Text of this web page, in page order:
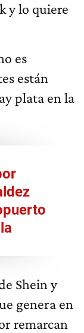
y lo quiere
es
están
plata en la
Shein y
genera en
remarcan